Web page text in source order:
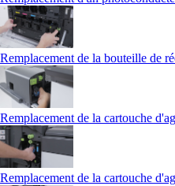
Remplacement de la bouteille de
Remplacement de la cartouche
Remplacement de la cartouche